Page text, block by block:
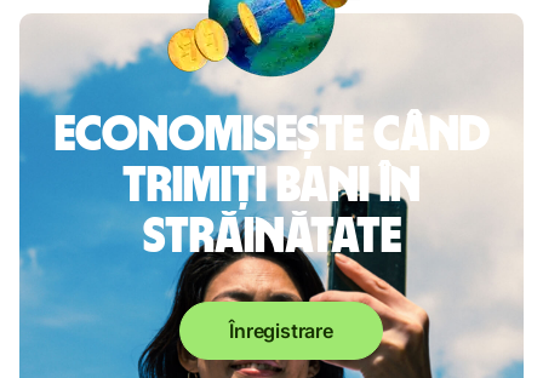
Economisește când
trimiți bani în
străinătate
Înregistrare